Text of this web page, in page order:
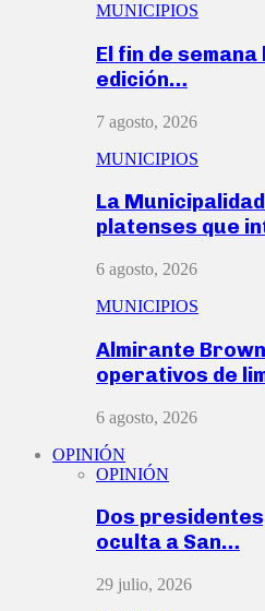
MUNICIPIOS
El fin de
edición…
7 agosto, 2026
MUNICIPIOS
La
platenses que
6 agosto, 2026
MUNICIPIOS
Almirante
operativos de
6 agosto, 2026
OPINIÓN
OPINIÓN
Dos
oculta a San…
29 julio, 2026